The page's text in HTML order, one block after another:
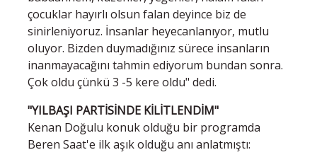
çocuklar hayırlı olsun falan deyince biz de
sinirleniyoruz. İnsanlar heyecanlanıyor, mutlu
oluyor. Bizden duymadığınız sürece insanların
inanmayacağını tahmin ediyorum bundan sonra.
Çok oldu çünkü 3 -5 kere oldu" dedi.
"YILBAŞI PARTİSİNDE KİLİTLENDİM"
Kenan Doğulu konuk olduğu bir programda
Beren Saat'e ilk aşık olduğu anı anlatmıştı: